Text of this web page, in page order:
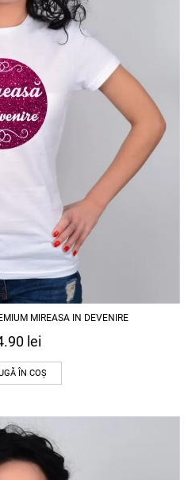
MIREASA IN DEVENIRE
lei
ÎN COȘ